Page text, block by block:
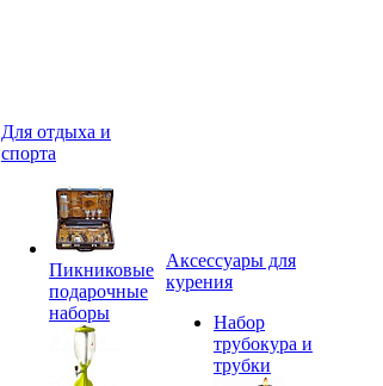
Для отдыха и
спорта
Пикниковые
подарочные
наборы
Аксессуары для
курения
Набор
трубокура и
трубки